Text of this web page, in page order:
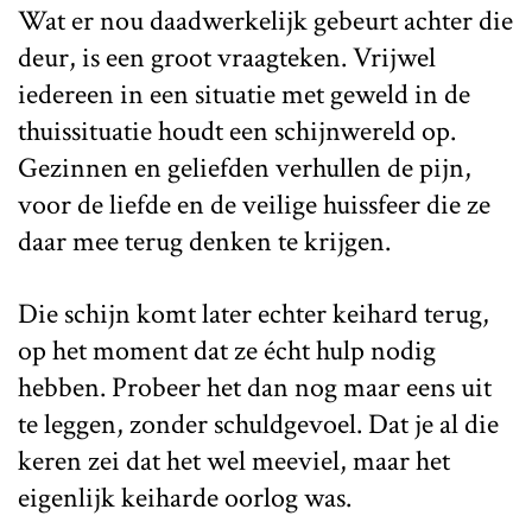
Wat er nou daadwerkelijk gebeurt achter die
deur, is een groot vraagteken. Vrijwel
iedereen in een situatie met geweld in de
thuissituatie houdt een schijnwereld op.
Gezinnen en geliefden verhullen de pijn,
voor de liefde en de veilige huissfeer die ze
daar mee terug denken te krijgen.
Die schijn komt later echter keihard terug,
op het moment dat ze écht hulp nodig
hebben. Probeer het dan nog maar eens uit
te leggen, zonder schuldgevoel. Dat je al die
keren zei dat het wel meeviel, maar het
eigenlijk keiharde oorlog was.